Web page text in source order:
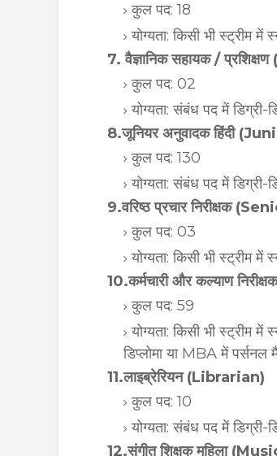
कुल पद: 18
योग्यता: किसी भी स्ट्रीम में
7. वैज्ञानिक सहायक /
कुल पद: 02
योग्यता: संबंध पद में डिग्री-
8.जूनियर अनुवादक हिंदी
कुल पद: 130
योग्यता: संबंध पद में डिग्री-
9.वरिष्ठ प्रचार निरीक्षक
कुल पद: 03
योग्यता: किसी भी स्ट्रीम
10.कर्मचारी और कल्याण
कुल पद: 59
योग्यता: किसी भी
डिप्लोमा या MBA में पर्सनल
11.लाइब्रेरियन (Librarian)
कुल पद: 10
योग्यता: संबंध पद में डिग्री-
12.संगीत शिक्षक महिला